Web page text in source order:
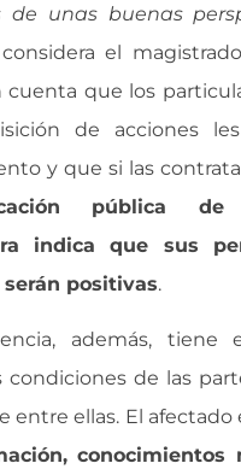
de unas buenas
considera el
cuenta que los
de acciones
y que si las
pública
indica que sus
serán positivas.
además, tiene
condiciones de las
entre ellas. El afectado
conocimientos